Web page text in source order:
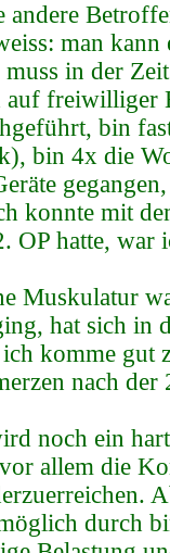
andere
man kann
muss in der
auf freiwilliger
bin
bin 4x die
konnte mit
OP hatte, war
Muskulatur
hat sich in
ich komme gut
nach der
noch ein
allem die
durch